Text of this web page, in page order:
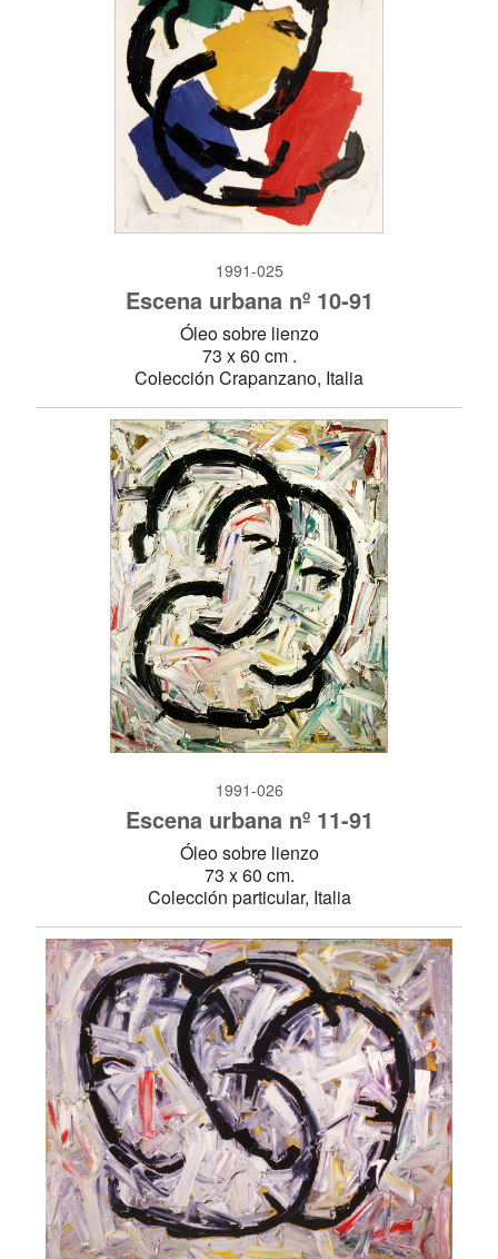
1991-025
Escena urbana nº 10-91
Óleo sobre lienzo
73 x 60 cm .
Colección Crapanzano, Italia
1991-026
Escena urbana nº 11-91
Óleo sobre lienzo
73 x 60 cm.
Colección particular, Italia